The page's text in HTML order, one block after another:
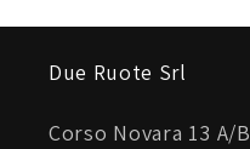
Due Ruote Srl
Corso Novara 13 A/B